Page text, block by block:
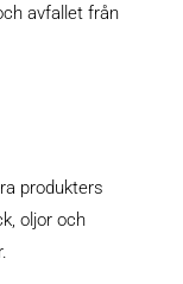
avfallet från
produkters
oljor och